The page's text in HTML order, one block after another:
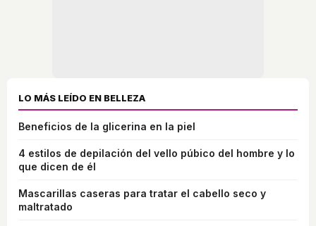
LO MÁS LEÍDO EN BELLEZA
Beneficios de la glicerina en la piel
4 estilos de depilación del vello púbico del hombre y lo
que dicen de él
Mascarillas caseras para tratar el cabello seco y
maltratado